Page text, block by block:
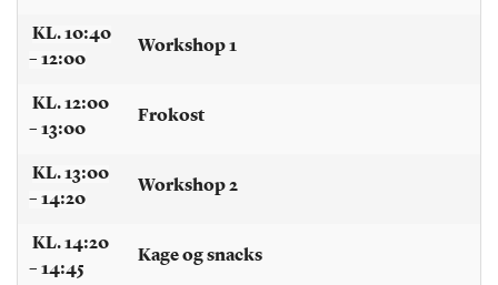
KL. 10:40
– 12:00
Workshop 1
KL. 12:00
– 13:00
Frokost
KL. 13:00
– 14:20
Workshop 2
KL. 14:20
– 14:45
Kage og snacks